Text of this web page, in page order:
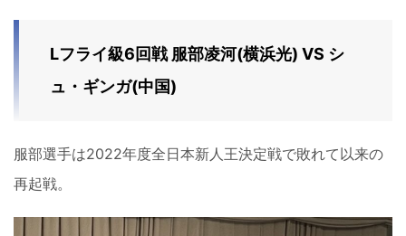
Lフライ級6回戦 服部凌河(横浜光) VS シ
ュ・ギンガ(中国)
服部選手は2022年度全日本新人王決定戦で敗れて以来の
再起戦。